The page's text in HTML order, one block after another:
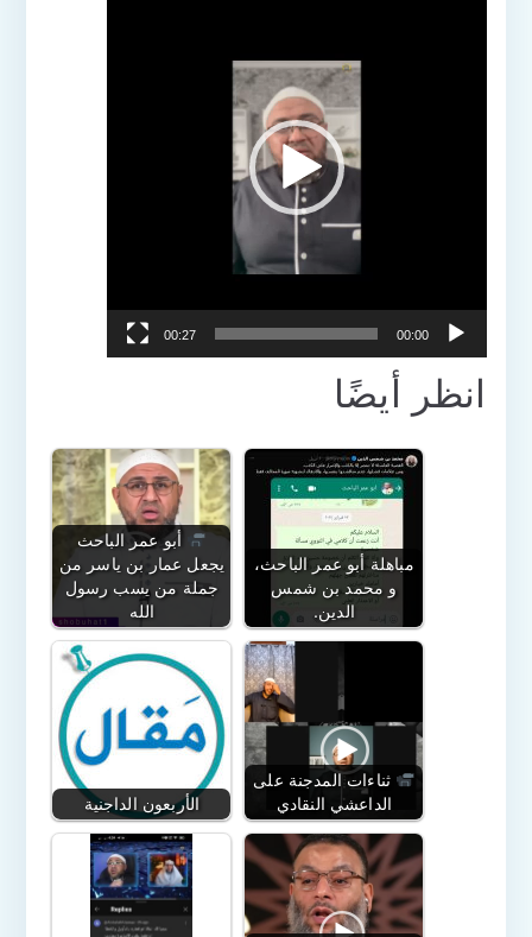
00:00
00:27
انظر أيضًا
أبو عمر الباحث
يجعل عمار بن ياسر من
جملة من يسب رسول
الله
مباهلة أبو عمر الباحث،
و محمد بن شمس
الدين.
الأربعون الداجنية
ثناءات المدجنة على
الداعشي النقادي